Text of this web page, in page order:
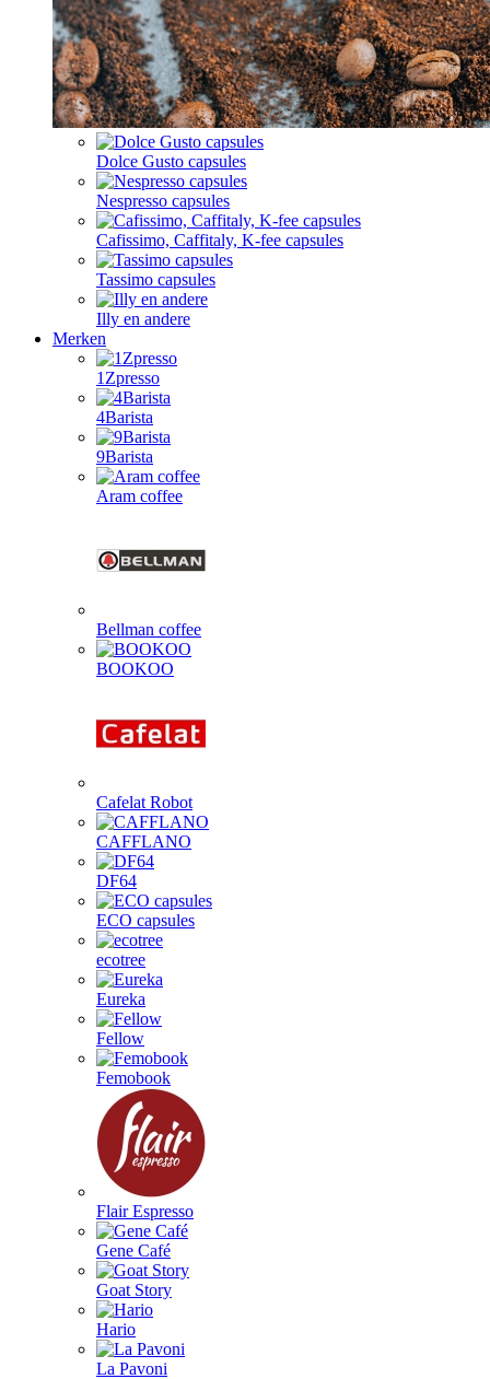
Dolce Gusto capsules
Nespresso capsules
Cafissimo, Caffitaly, K-fee capsules
Tassimo capsules
Illy en andere
Merken
1Zpresso
4Barista
9Barista
Aram coffee
Bellman coffee
BOOKOO
Cafelat Robot
CAFFLANO
DF64
ECO capsules
ecotree
Eureka
Fellow
Femobook
Flair Espresso
Gene Café
Goat Story
Hario
La Pavoni